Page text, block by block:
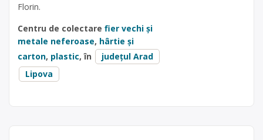
Florin.
Centru de colectare fier vechi și
metale neferoase, hârtie și
carton, plastic, în
județul Arad
Lipova